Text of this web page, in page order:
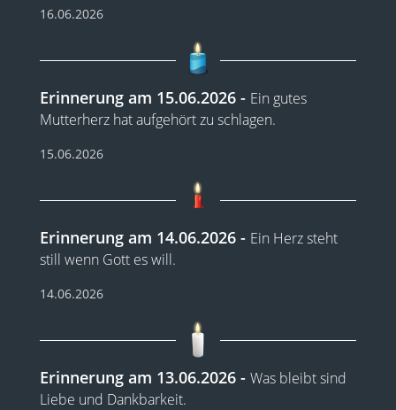
16.06.2026
Erinnerung am 15.06.2026
Ein gutes
Mutterherz hat aufgehört zu schlagen.
15.06.2026
Erinnerung am 14.06.2026
Ein Herz steht
still wenn Gott es will.
14.06.2026
Erinnerung am 13.06.2026
Was bleibt sind
Liebe und Dankbarkeit.